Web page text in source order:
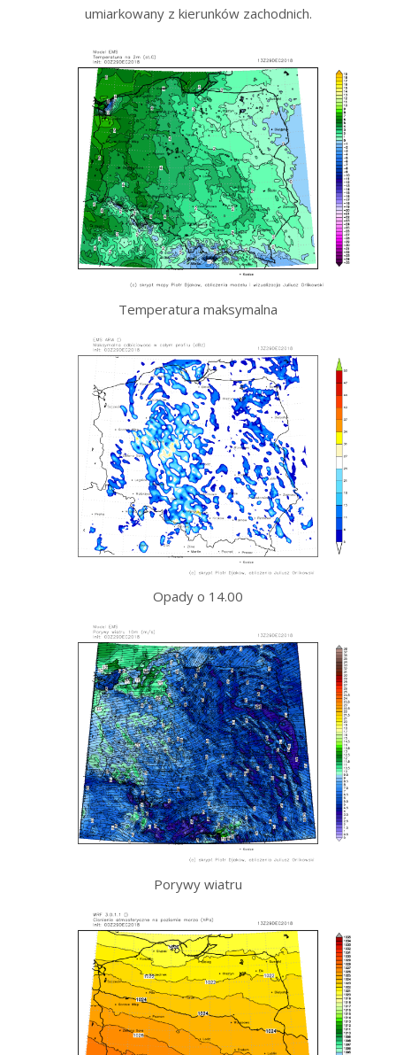
umiarkowany z kierunków zachodnich.
Temperatura maksymalna
Opady o 14.00
Porywy wiatru